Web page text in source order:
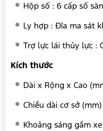
Hộp số : 6 cấp số sàn
Ly hợp : Đĩa ma sát
Trợ lực lái thủy lực :
Kích thước
Dài x Rộng x Cao
Chiều dài cơ sở
Khoảng sáng gầm